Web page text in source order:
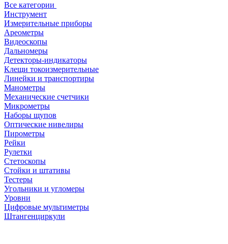
Все категории
Инструмент
Измерительные приборы
Ареометры
Видеоскопы
Дальномеры
Детекторы-индикаторы
Клещи токоизмерительные
Линейки и транспортиры
Манометры
Механические счетчики
Микрометры
Наборы щупов
Оптические нивелиры
Пирометры
Рейки
Рулетки
Стетоскопы
Стойки и штативы
Тестеры
Угольники и угломеры
Уровни
Цифровые мультиметры
Штангенциркули